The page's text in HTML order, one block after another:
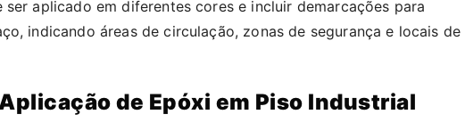
ser aplicado em diferentes cores e incluir demarcações para
indicando áreas de circulação, zonas de segurança e locais de
de Epóxi em Piso Industrial